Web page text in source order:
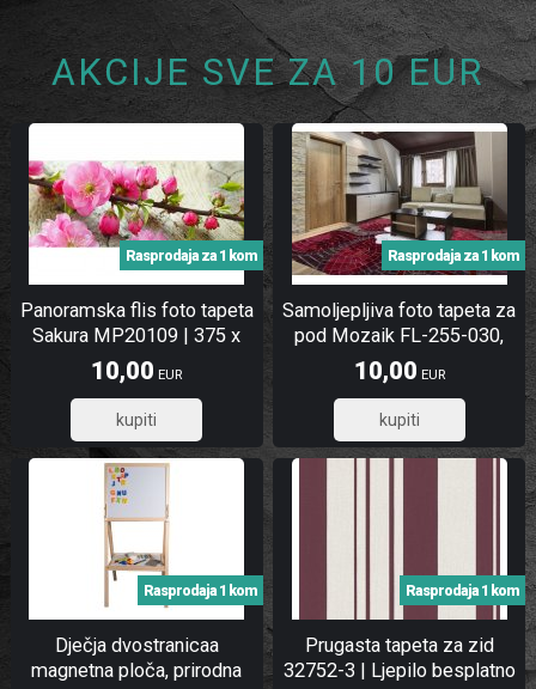
AKCIJE SVE ZA 10 EUR
Panoramska flis foto tapeta
Sakura MP20109 | 375 x
150 cm
Rasprodaja za 1 kom
10,00 EUR
8,00
Samoljepljiva foto tapeta za
pod Mozaik FL-255-030,
255x170 cm
Rasprodaja za 1 kom
10,00 EUR
8,00
Dječja dvostranicaa
magnetna ploča, prirodna
Rasprodaja 1 kom
Prugasta tapeta za zid
32752-3 | Ljepilo besplatno
Rasprodaja 1 kom